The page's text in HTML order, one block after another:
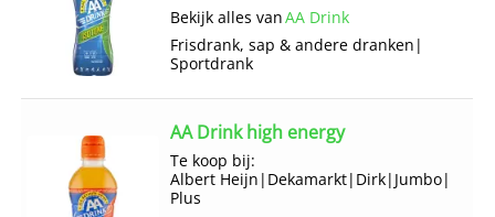
Bekijk alles vanAA Drink
Frisdrank, sap & andere dranken |
Sportdrank
AA Drink high energy
Te koop bij:
Albert Heijn | Dekamarkt| Dirk| Jumbo|
Plus